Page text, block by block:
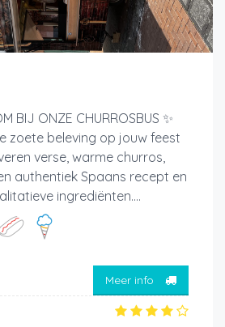
BIJ ONZE CHURROSBUS ✨
zoete beleving op jouw feest
verse, warme churros,
authentiek Spaans recept en
ingrediënten....
Meer info